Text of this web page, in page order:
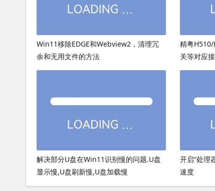
Win11移除EDGE和Webview2，清理冗
余和无用文件的方法
精粤
关等对应
解决部分U盘在Win11识别慢的问题.U盘
显示慢,U盘刷新慢,U盘加载慢
开启“处理
速度